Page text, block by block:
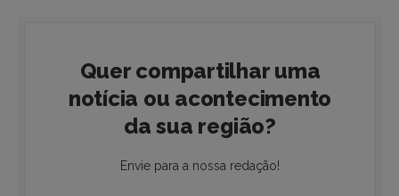
Quer compartilhar uma
notícia ou acontecimento
da sua região?
Envie para a nossa redação!